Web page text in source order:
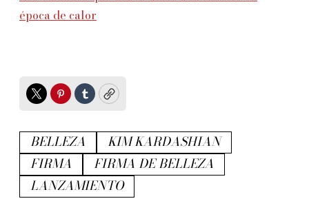
época de calor
TwitterPinterest
TumblrCopy
BELLEZA
KIM KARDASHIAN
FIRMA
FIRMA DE BELLEZA
LANZAMIENTO